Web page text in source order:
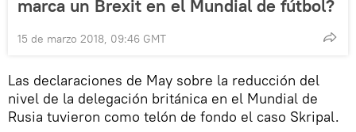
marca un Brexit en el Mundial de fútbol?
15 de marzo 2018, 09:46 GMT
Las declaraciones de May sobre la reducción del
nivel de la delegación británica en el Mundial de
Rusia tuvieron como telón de fondo el caso Skripal.